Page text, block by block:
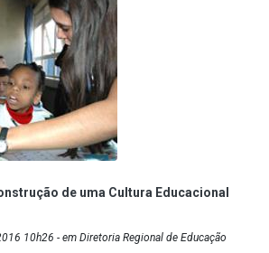
de uma Cultura Educacional
10h26 - em Diretoria Regional de Educação